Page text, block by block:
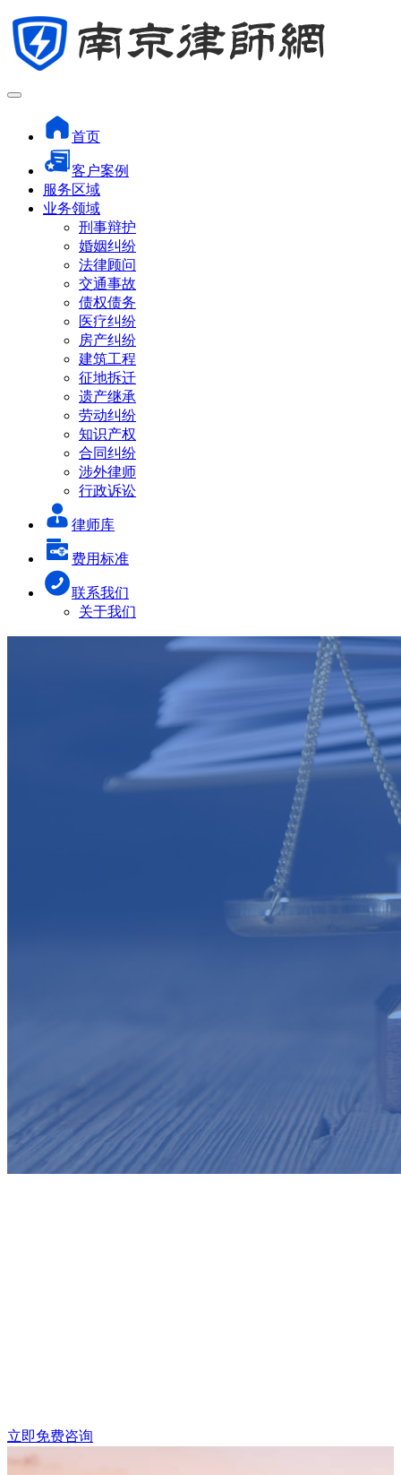
首页
客户案例
服务区域
业务领域
刑事辩护
婚姻纠纷
法律顾问
交通事故
债权债务
医疗纠纷
房产纠纷
建筑工程
征地拆迁
遗产继承
劳动纠纷
知识产权
合同纠纷
涉外律师
行政诉讼
律师库
费用标准
联系我们
关于我们
立即免费咨询